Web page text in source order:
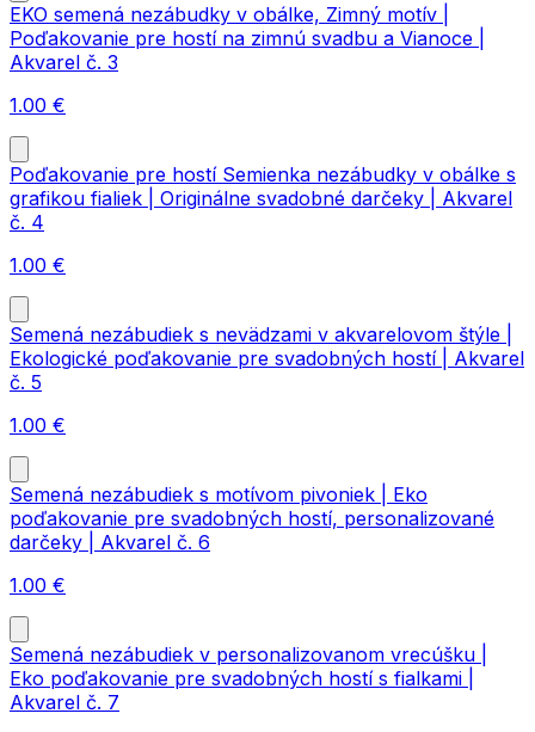
EKO semená nezábudky v obálke, Zimný motív |
Poďakovanie pre hostí na zimnú svadbu a Vianoce |
Akvarel č. 3
1.00 €
Poďakovanie pre hostí Semienka nezábudky v obálke s
grafikou fialiek | Originálne svadobné darčeky | Akvarel
č. 4
1.00 €
Semená nezábudiek s nevädzami v akvarelovom štýle |
Ekologické poďakovanie pre svadobných hostí | Akvarel
č. 5
1.00 €
Semená nezábudiek s motívom pivoniek | Eko
poďakovanie pre svadobných hostí, personalizované
darčeky | Akvarel č. 6
1.00 €
Semená nezábudiek v personalizovanom vrecúšku |
Eko poďakovanie pre svadobných hostí s fialkami |
Akvarel č. 7